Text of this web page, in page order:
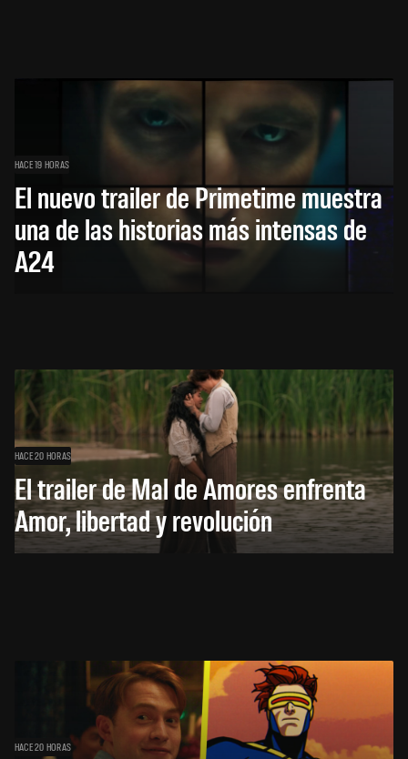
HACE 19 HORAS
El nuevo trailer de Primetime muestra
una de las historias más intensas de
A24
HACE 20 HORAS
El trailer de Mal de Amores enfrenta
Amor, libertad y revolución
HACE 20 HORAS